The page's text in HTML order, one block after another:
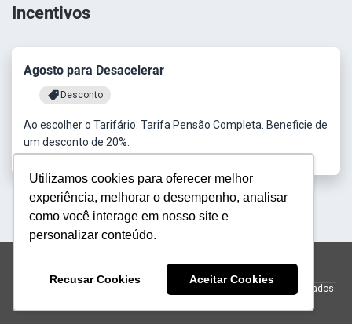
Utilizamos cookies para oferecer melhor
experiência, melhorar o desempenho, analisar
como você interage em nosso site e
personalizar conteúdo.
Recusar Cookies Aceitar Cookies
Incentivos
Agosto para Desacelerar
Desconto
Ao escolher o Tarifário: Tarifa Pensão Completa. Beneficie de
um desconto de 20%.
reservas@h500.com.br +551231283555
Todos os direitos reservados.